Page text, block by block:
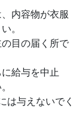
内容物が衣服
。
目の届く所で
給与を中止
は与えないでく